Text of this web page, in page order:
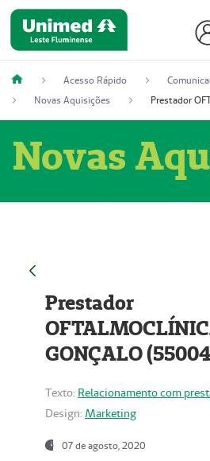
Acesso Rápido
Novas Aquisições
Novas
Prestador
GONÇALO
Texto: Relacionamento com
Design: Marketing
07 de agosto, 2020